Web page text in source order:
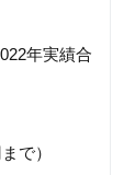
年実績合
で）